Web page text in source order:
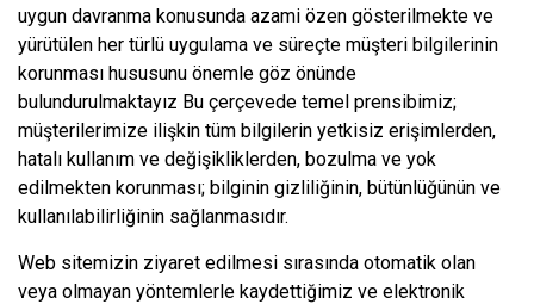
uygun davranma konusunda azami özen gösterilmekte ve
yürütülen her türlü uygulama ve süreçte müşteri bilgilerinin
korunması hususunu önemle göz önünde
bulundurulmaktayız Bu çerçevede temel prensibimiz;
müşterilerimize ilişkin tüm bilgilerin yetkisiz erişimlerden,
hatalı kullanım ve değişikliklerden, bozulma ve yok
edilmekten korunması; bilginin gizliliğinin, bütünlüğünün ve
kullanılabilirliğinin sağlanmasıdır.
Web sitemizin ziyaret edilmesi sırasında otomatik olan
veya olmayan yöntemlerle kaydettiğimiz ve elektronik